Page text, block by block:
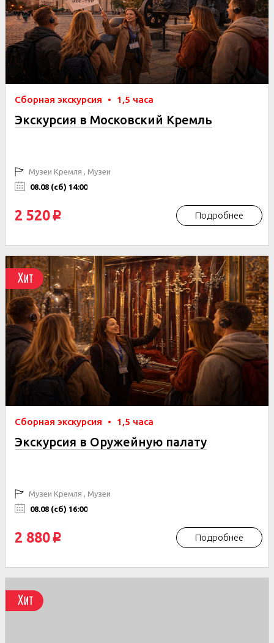
Сборная экскурсия • 1,5 часа
Экскурсия в Московский Кремль
Музеи Кремля , Музеи
08.08 (сб) 14:00
2 520 p Подробнее
Хит
Сборная экскурсия • 1,5 часа
Экскурсия в Оружейную палату
Музеи Кремля , Музеи
08.08 (сб) 16:00
2 880 p Подробнее
Хит